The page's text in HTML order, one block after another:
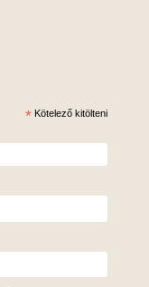
* Kötelező kitölteni